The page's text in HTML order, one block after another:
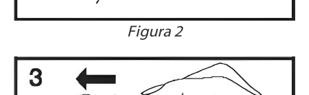
Figura 2